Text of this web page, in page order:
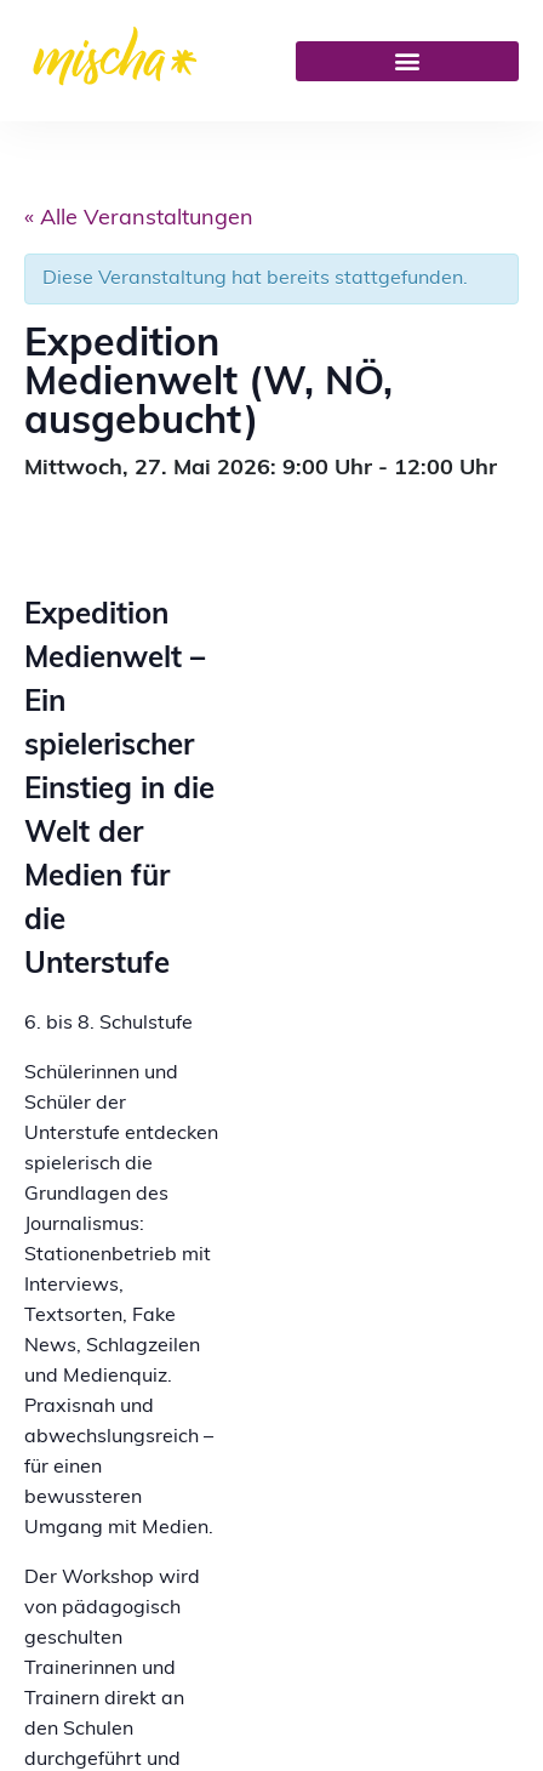
« Alle Veranstaltungen
Diese Veranstaltung hat bereits stattgefunden.
Expedition
Medienwelt (W, NÖ,
ausgebucht)
Mittwoch, 27. Mai 2026: 9:00 Uhr - 12:00 Uhr
Expedition
Medienwelt –
Ein
spielerischer
Einstieg in die
Welt der
Medien für
die
Unterstufe
6. bis 8. Schulstufe
Schülerinnen und
Schüler der
Unterstufe entdecken
spielerisch die
Grundlagen des
Journalismus:
Stationenbetrieb mit
Interviews,
Textsorten, Fake
News, Schlagzeilen
und Medienquiz.
Praxisnah und
abwechslungsreich –
für einen
bewussteren
Umgang mit Medien.
Der Workshop wird
von pädagogisch
geschulten
Trainerinnen und
Trainern direkt an
den Schulen
durchgeführt und